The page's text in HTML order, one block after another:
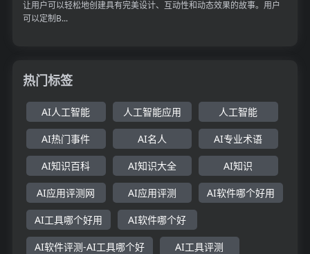
让用户可以轻松地创建具有完美设计、互动性和动态效果的故事。用户
可以定制B...
热门标签
AI人工智能 人工智能应用 人工智能
AI热门事件 AI名人 AI专业术语
AI知识百科 AI知识大全 AI知识
AI应用评测网 AI应用评测 AI软件哪个好用
AI工具哪个好用 AI软件哪个好
AI软件评测-AI工具哪个好 AI工具评测